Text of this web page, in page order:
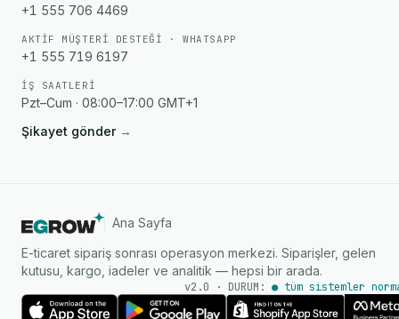
+1 555 706 4469
AKTIF MÜŞTERI DESTEĞI · WHATSAPP
+1 555 719 6197
İŞ SAATLERI
Pzt–Cum · 08:00–17:00 GMT+1
Şikayet gönder →
Ana Sayfa
E-ticaret sipariş sonrası operasyon merkezi. Siparişler, gelen
kutusu, kargo, iadeler ve analitik — hepsi bir arada.
v2.0 · DURUM: ● tüm sistemler